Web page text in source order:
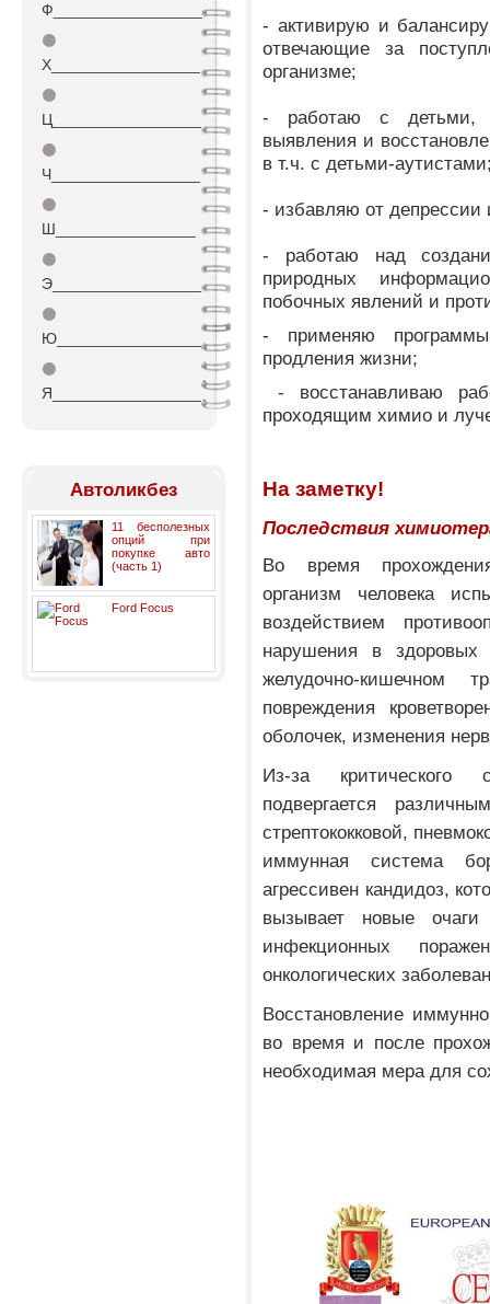
Ф_________________
⚫
Х_________________
⚫
Ц_________________
⚫
Ч_________________
⚫
Ш________________
⚫
Э_________________
⚫
Ю_________________
⚫
Я_________________
Автоликбез
11 бесполезных
опций при
покупке авто
(часть 1)
Ford Focus
- активирую и
отвечающие за
организме;
- работаю с детьми,
выявления и
в т.ч. с детьми-
- избавляю от депрессии
- работаю над
природных
побочных явлений и
- применяю
продления жизни;
- восстанавливаю
проходящим химио и
На заметку!
Последствия
Во время
организм человека
воздействием
нарушения в здоровых
желудочно-кишечном
повреждения
оболочек, изменения
Из-за критического
подвергается
стрептококковой,
иммунная система
агрессивен кандидоз,
вызывает новые очаги
инфекционных
онкологических
Восстановление
во время и после
необходимая мера для